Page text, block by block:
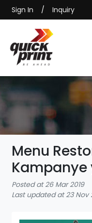
Sign In / Inquiry
Menu
Kampanye
Posted at 26 Mar 2019
Last updated at 23 Nov